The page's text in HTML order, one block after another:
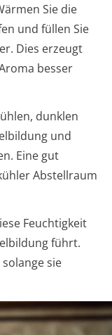
Sie die
und füllen Sie
Dies erzeugt
besser
dunklen
und
Eine gut
Abstellraum
Feuchtigkeit
führt.
sie